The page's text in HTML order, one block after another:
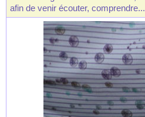
afin de venir écouter, comprendre...